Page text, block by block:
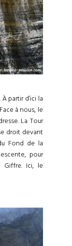
partir d’ici la
à nous, le
La Tour
droit devant
Fond de la
pour
Giffre. Ici, le